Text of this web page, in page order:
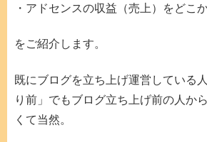
・アドセンスの収益（売上）をどこ
をご紹介します。
既にブログを立ち上げ運営している
り前」でもブログ立ち上げ前の人か
くて当然。